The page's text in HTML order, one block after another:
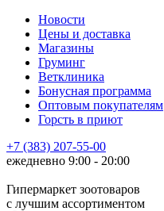
Новости
Цены и доставка
Магазины
Груминг
Ветклиника
Бонусная программа
Оптовым покупателям
Горсть в приют
+7 (383) 207-55-00
ежедневно 9:00 - 20:00
Гипермаркет зоотоваров
с лучшим ассортиментом